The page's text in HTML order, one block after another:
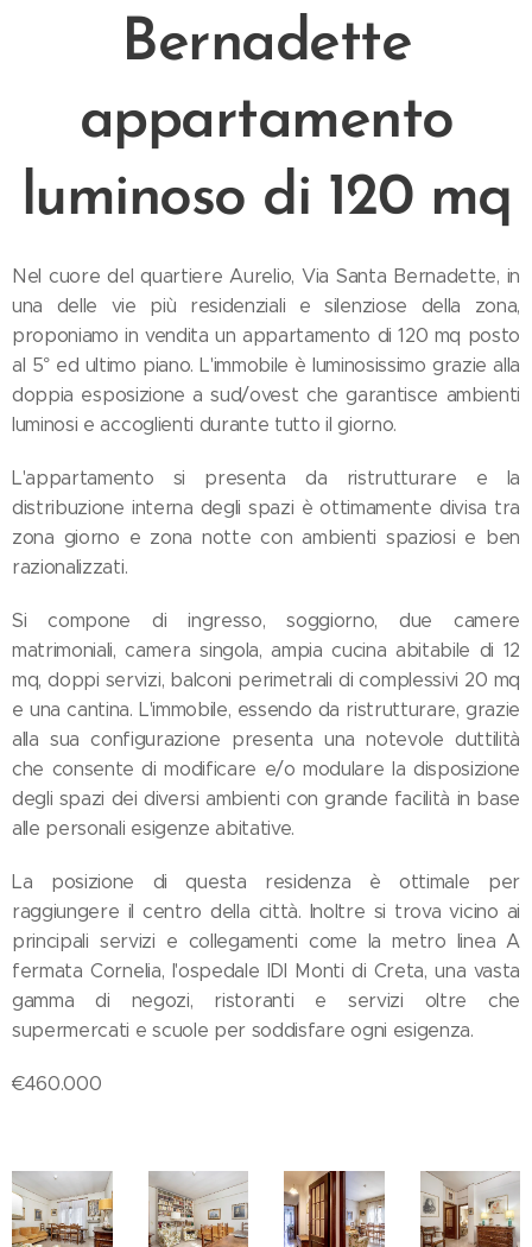
Bernadette
appartamento
luminoso di 120 mq
Nel cuore del quartiere Aurelio, Via Santa Bernadette, in
una delle vie più residenziali e silenziose della zona,
proponiamo in vendita un appartamento di 120 mq posto
al 5° ed ultimo piano. L'immobile è luminosissimo grazie alla
doppia esposizione a sud/ovest che garantisce ambienti
luminosi e accoglienti durante tutto il giorno.
L'appartamento si presenta da ristrutturare e la
distribuzione interna degli spazi è ottimamente divisa tra
zona giorno e zona notte con ambienti spaziosi e ben
razionalizzati.
Si compone di ingresso, soggiorno, due camere
matrimoniali, camera singola, ampia cucina abitabile di 12
mq, doppi servizi, balconi perimetrali di complessivi 20 mq
e una cantina. L'immobile, essendo da ristrutturare, grazie
alla sua configurazione presenta una notevole duttilità
che consente di modificare e/o modulare la disposizione
degli spazi dei diversi ambienti con grande facilità in base
alle personali esigenze abitative.
La posizione di questa residenza è ottimale per
raggiungere il centro della città. Inoltre si trova vicino ai
principali servizi e collegamenti come la metro linea A
fermata Cornelia, l'ospedale IDI Monti di Creta, una vasta
gamma di negozi, ristoranti e servizi oltre che
supermercati e scuole per soddisfare ogni esigenza.
€460.000